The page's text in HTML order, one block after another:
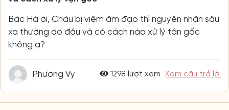
Bác Hà ơi, Cháu bị viêm âm đạo thì nguyên nhân sâu
xa thường do đâu và có cách nào xử lý tận gốc
không ạ?
Phương Vy 1298 lượt xem Xem câu trả lời